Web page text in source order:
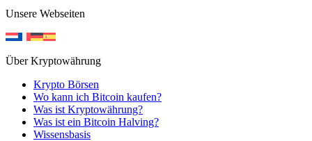
Unsere Webseiten
Über Kryptowährung
Krypto Börsen
Wo kann ich Bitcoin kaufen?
Was ist Kryptowährung?
Was ist ein Bitcoin Halving?
Wissensbasis